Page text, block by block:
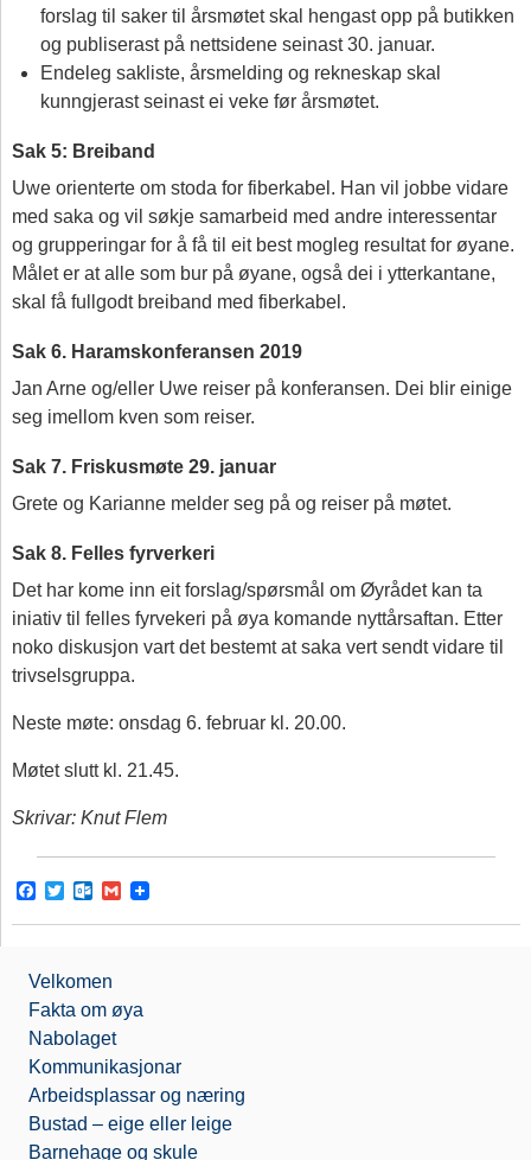
forslag til saker til årsmøtet skal hengast opp på butikken
og publiserast på nettsidene seinast 30. januar.
Endeleg sakliste, årsmelding og rekneskap skal
kunngjerast seinast ei veke før årsmøtet.
Sak 5: Breiband
Uwe orienterte om stoda for fiberkabel. Han vil jobbe vidare
med saka og vil søkje samarbeid med andre interessentar
og grupperingar for å få til eit best mogleg resultat for øyane.
Målet er at alle som bur på øyane, også dei i ytterkantane,
skal få fullgodt breiband med fiberkabel.
Sak 6. Haramskonferansen 2019
Jan Arne og/eller Uwe reiser på konferansen. Dei blir einige
seg imellom kven som reiser.
Sak 7. Friskusmøte 29. januar
Grete og Karianne melder seg på og reiser på møtet.
Sak 8. Felles fyrverkeri
Det har kome inn eit forslag/spørsmål om Øyrådet kan ta
iniativ til felles fyrvekeri på øya komande nyttårsaftan. Etter
noko diskusjon vart det bestemt at saka vert sendt vidare til
trivselsgruppa.
Neste møte: onsdag 6. februar kl. 20.00.
Møtet slutt kl. 21.45.
Skrivar: Knut Flem
F
c
o
o
k
T
i
e
r
O
t
o
k
.
c
o
m
G
a
Velkomen
Fakta om øya
Nabolaget
Kommunikasjonar
Arbeidsplassar og næring
Bustad – eige eller leige
Barnehage og skule